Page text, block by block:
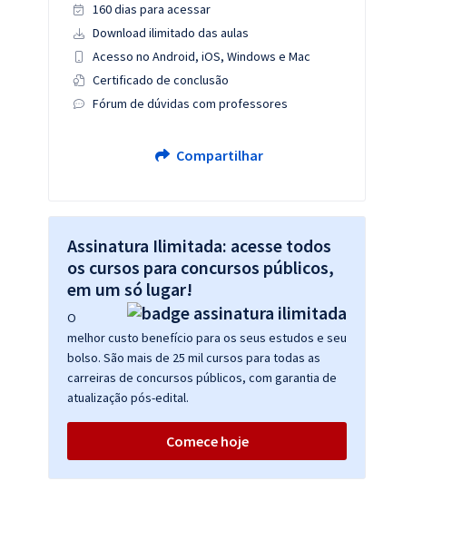
160 dias para acessar
Download ilimitado das aulas
Acesso no Android, iOS, Windows e Mac
Certificado de conclusão
Fórum de dúvidas com professores
Compartilhar
Assinatura Ilimitada: acesse todos
os cursos para concursos públicos,
em um só lugar!
O
melhor custo benefício para os seus estudos e seu
bolso. São mais de 25 mil cursos para todas as
carreiras de concursos públicos, com garantia de
atualização pós-edital.
Comece hoje